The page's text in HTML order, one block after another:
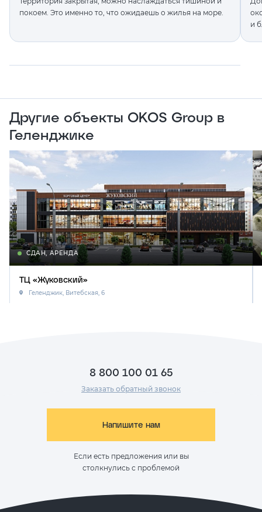
покоем. Это именно то, что ожидаешь о жилья на море.
и
Другие объекты OKOS Group в
Геленджикe
СДАН, АРЕНДА
ТЦ «Жуковский»
Геленджик, Витебская, 6
8 800 100 01 65
Заказать обратный звонок
Напишите нам
Если есть предложения или вы
столкнулись с проблемой